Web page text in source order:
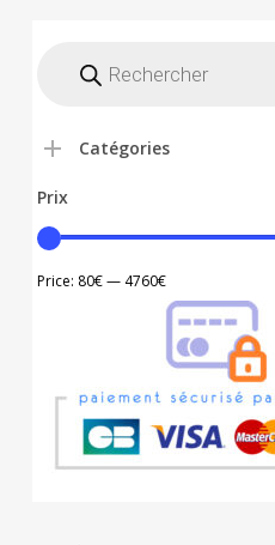
produits
Catégories
Prix
Price: 80€— 4760€